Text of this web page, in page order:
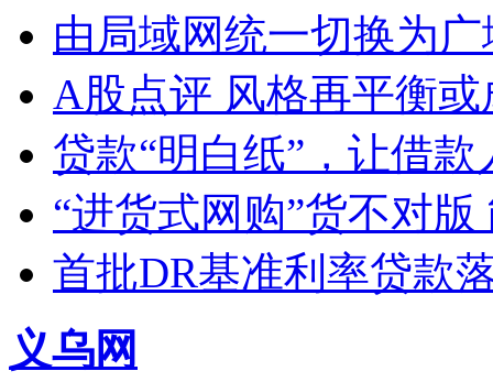
由局域网统一切换为
A股点评 风格再平衡或
贷款“明白纸”，让借款
“进货式网购”货不对
首批DR基准利率贷款
义乌网